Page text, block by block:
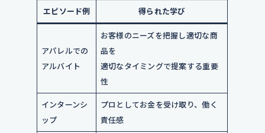
エピソード例 得られた学び
アパレルでの
アルバイト
お客様のニーズを把握し適切な商
品を
適切なタイミングで提案する重要
性
インターンシ
ップ
プロとしてお金を受け取り、働く
責任感